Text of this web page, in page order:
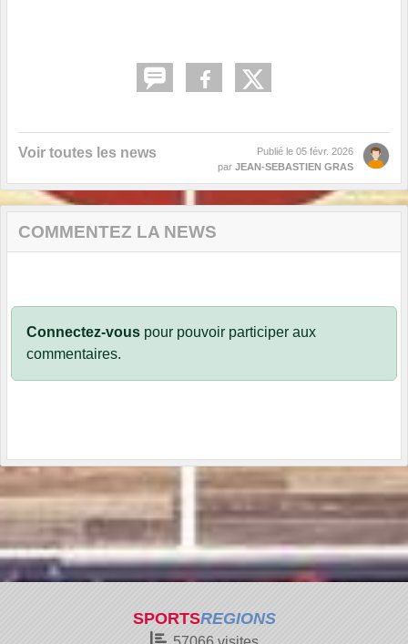
Voir toutes les news Publié le 05 févr. 2026
par JEAN-SEBASTIEN GRAS
COMMENTEZ LA NEWS
Connectez-vous pour pouvoir participer aux
commentaires.
SPORTSREGIONS